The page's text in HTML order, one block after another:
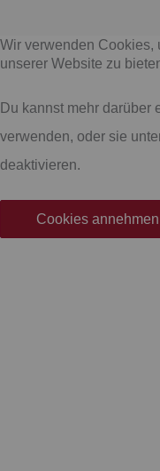
Wir verwenden Cookies,
unserer Website zu
Du kannst mehr darüber
verwenden, oder sie
deaktivieren.
Cookies annehmen